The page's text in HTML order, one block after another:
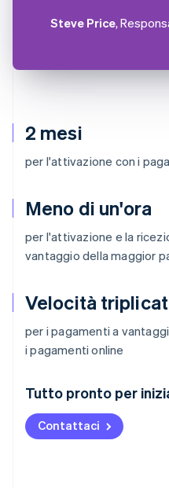
2 mesi
per l'attivazione con i
Meno di un'ora
per l'attivazione e la
vantaggio della maggior
Velocità
per i pagamenti a
i pagamenti online
Tutto pronto per
Contattaci
Steve Price,
Australia
English
Austria
DeutschEnglish